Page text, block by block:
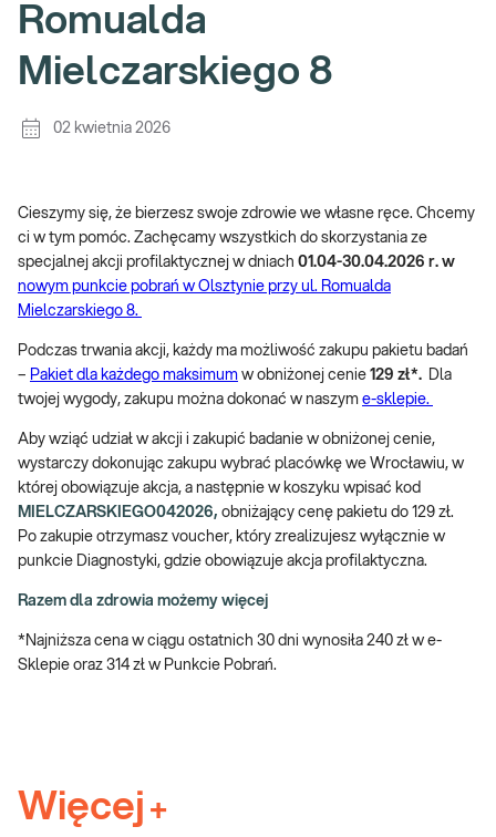
Romualda
Mielczarskiego 8
02 kwietnia 2026
Cieszymy się, że bierzesz swoje zdrowie we własne ręce. Chcemy
ci w tym pomóc. Zachęcamy wszystkich do skorzystania ze
specjalnej akcji profilaktycznej w dniach 01.04-30.04.2026 r. w
nowym punkcie pobrań w Olsztynie przy ul. Romualda
Mielczarskiego 8.
Podczas trwania akcji, każdy ma możliwość zakupu pakietu badań
– Pakiet dla każdego maksimum w obniżonej cenie 129 zł*. Dla
twojej wygody, zakupu można dokonać w naszym e-sklepie.
Aby wziąć udział w akcji i zakupić badanie w obniżonej cenie,
wystarczy dokonując zakupu wybrać placówkę we Wrocławiu, w
której obowiązuje akcja, a następnie w koszyku wpisać kod
MIELCZARSKIEGO042026, obniżający cenę pakietu do 129 zł.
Po zakupie otrzymasz voucher, który zrealizujesz wyłącznie w
punkcie Diagnostyki, gdzie obowiązuje akcja profilaktyczna.
Razem dla zdrowia możemy więcej
*Najniższa cena w ciągu ostatnich 30 dni wynosiła 240 zł w e-
Sklepie oraz 314 zł w Punkcie Pobrań.
Więcej +